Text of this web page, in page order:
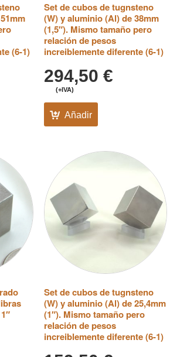
(6-1)
Set de cubos de tugnsteno
(W) y aluminio (Al) de 38mm
(1,5″). Mismo tamaño pero
relación de pesos
increiblemente diferente (6-1)
294,50 €
(+IVA)
Añadir
Set de cubos de tugnsteno
(W) y aluminio (Al) de 25,4mm
(1″). Mismo tamaño pero
relación de pesos
increiblemente diferente (6-1)